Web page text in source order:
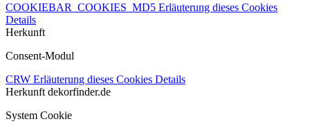
COOKIEBAR_COOKIES_MD5 Erläuterung dieses Cookies
Details
Herkunft
Consent-Modul
CRW Erläuterung dieses Cookies Details
Herkunft dekorfinder.de
System Cookie